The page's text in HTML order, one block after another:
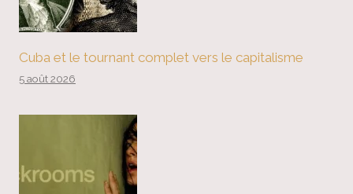
Cuba et le tournant complet vers le capitalisme
5 août 2026